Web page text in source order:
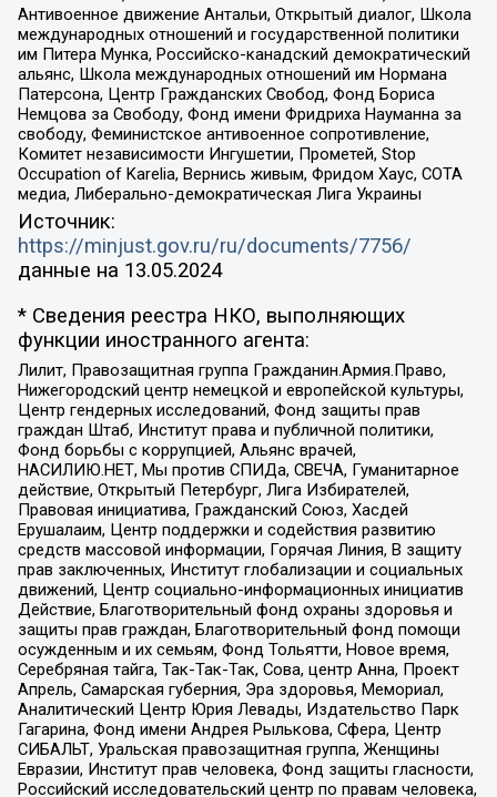
Антивоенное движение Антальи, Открытый диалог, Школа
международных отношений и государственной политики
им Питера Мунка, Российско-канадский демократический
альянс, Школа международных отношений им Нормана
Патерсона, Центр Гражданских Свобод, Фонд Бориса
Немцова за Свободу, Фонд имени Фридриха Науманна за
свободу, Феминистское антивоенное сопротивление,
Комитет независимости Ингушетии, Прометей, Stop
Occupation of Karelia, Вернись живым, Фридом Хаус, СОТА
медиа, Либерально-демократическая Лига Украины
Источник:
https://minjust.gov.ru/ru/documents/7756/
данные на 13.05.2024
* Сведения реестра НКО, выполняющих
функции иностранного агента:
Лилит, Правозащитная группа Гражданин.Армия.Право,
Нижегородский центр немецкой и европейской культуры,
Центр гендерных исследований, Фонд защиты прав
граждан Штаб, Институт права и публичной политики,
Фонд борьбы с коррупцией, Альянс врачей,
НАСИЛИЮ.НЕТ, Мы против СПИДа, СВЕЧА, Гуманитарное
действие, Открытый Петербург, Лига Избирателей,
Правовая инициатива, Гражданский Союз, Хасдей
Ерушалаим, Центр поддержки и содействия развитию
средств массовой информации, Горячая Линия, В защиту
прав заключенных, Институт глобализации и социальных
движений, Центр социально-информационных инициатив
Действие, Благотворительный фонд охраны здоровья и
защиты прав граждан, Благотворительный фонд помощи
осужденным и их семьям, Фонд Тольятти, Новое время,
Серебряная тайга, Так-Так-Так, Сова, центр Анна, Проект
Апрель, Самарская губерния, Эра здоровья, Мемориал,
Аналитический Центр Юрия Левады, Издательство Парк
Гагарина, Фонд имени Андрея Рылькова, Сфера, Центр
СИБАЛЬТ, Уральская правозащитная группа, Женщины
Евразии, Институт прав человека, Фонд защиты гласности,
Российский исследовательский центр по правам человека,